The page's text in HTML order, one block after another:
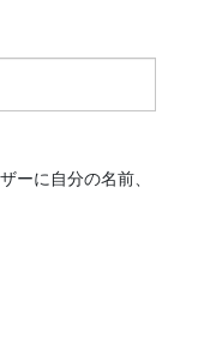
ーに自分の名前、